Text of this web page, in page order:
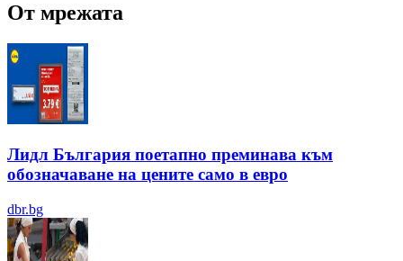
От мрежата
Лидл България поетапно преминава към
обозначаване на цените само в евро
dbr.bg